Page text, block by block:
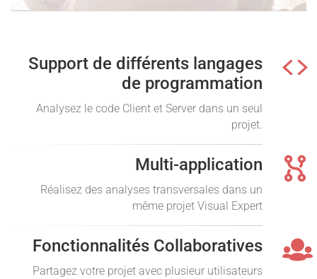
Support de différents langages
de programmation
Analysez le code Client et Server dans un seul
projet.
Multi-application
Réalisez des analyses transversales dans un
même projet Visual Expert
Fonctionnalités Collaboratives
Partagez votre projet avec plusieur utilisateurs